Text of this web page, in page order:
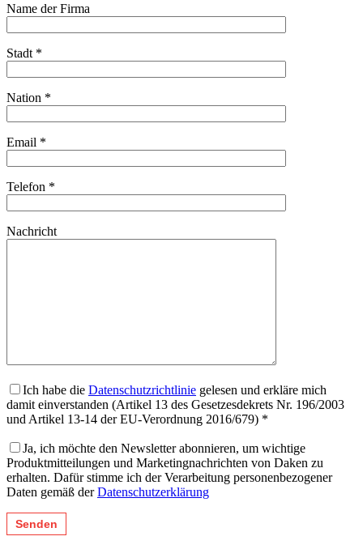
Name der Firma
Stadt *
Nation *
Email *
Telefon *
Nachricht
Ich habe die Datenschutzrichtlinie gelesen und erkläre mich
damit einverstanden (Artikel 13 des Gesetzesdekrets Nr. 196/2003
und Artikel 13-14 der EU-Verordnung 2016/679) *
Ja, ich möchte den Newsletter abonnieren, um wichtige
Produktmitteilungen und Marketingnachrichten von Daken zu
erhalten. Dafür stimme ich der Verarbeitung personenbezogener
Daten gemäß derDatenschutzerklärung